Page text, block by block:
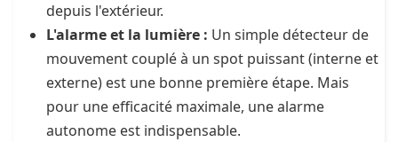
depuis l'extérieur.
L'alarme et la lumière : Un simple détecteur de
mouvement couplé à un spot puissant (interne et
externe) est une bonne première étape. Mais
pour une efficacité maximale, une alarme
autonome est indispensable.